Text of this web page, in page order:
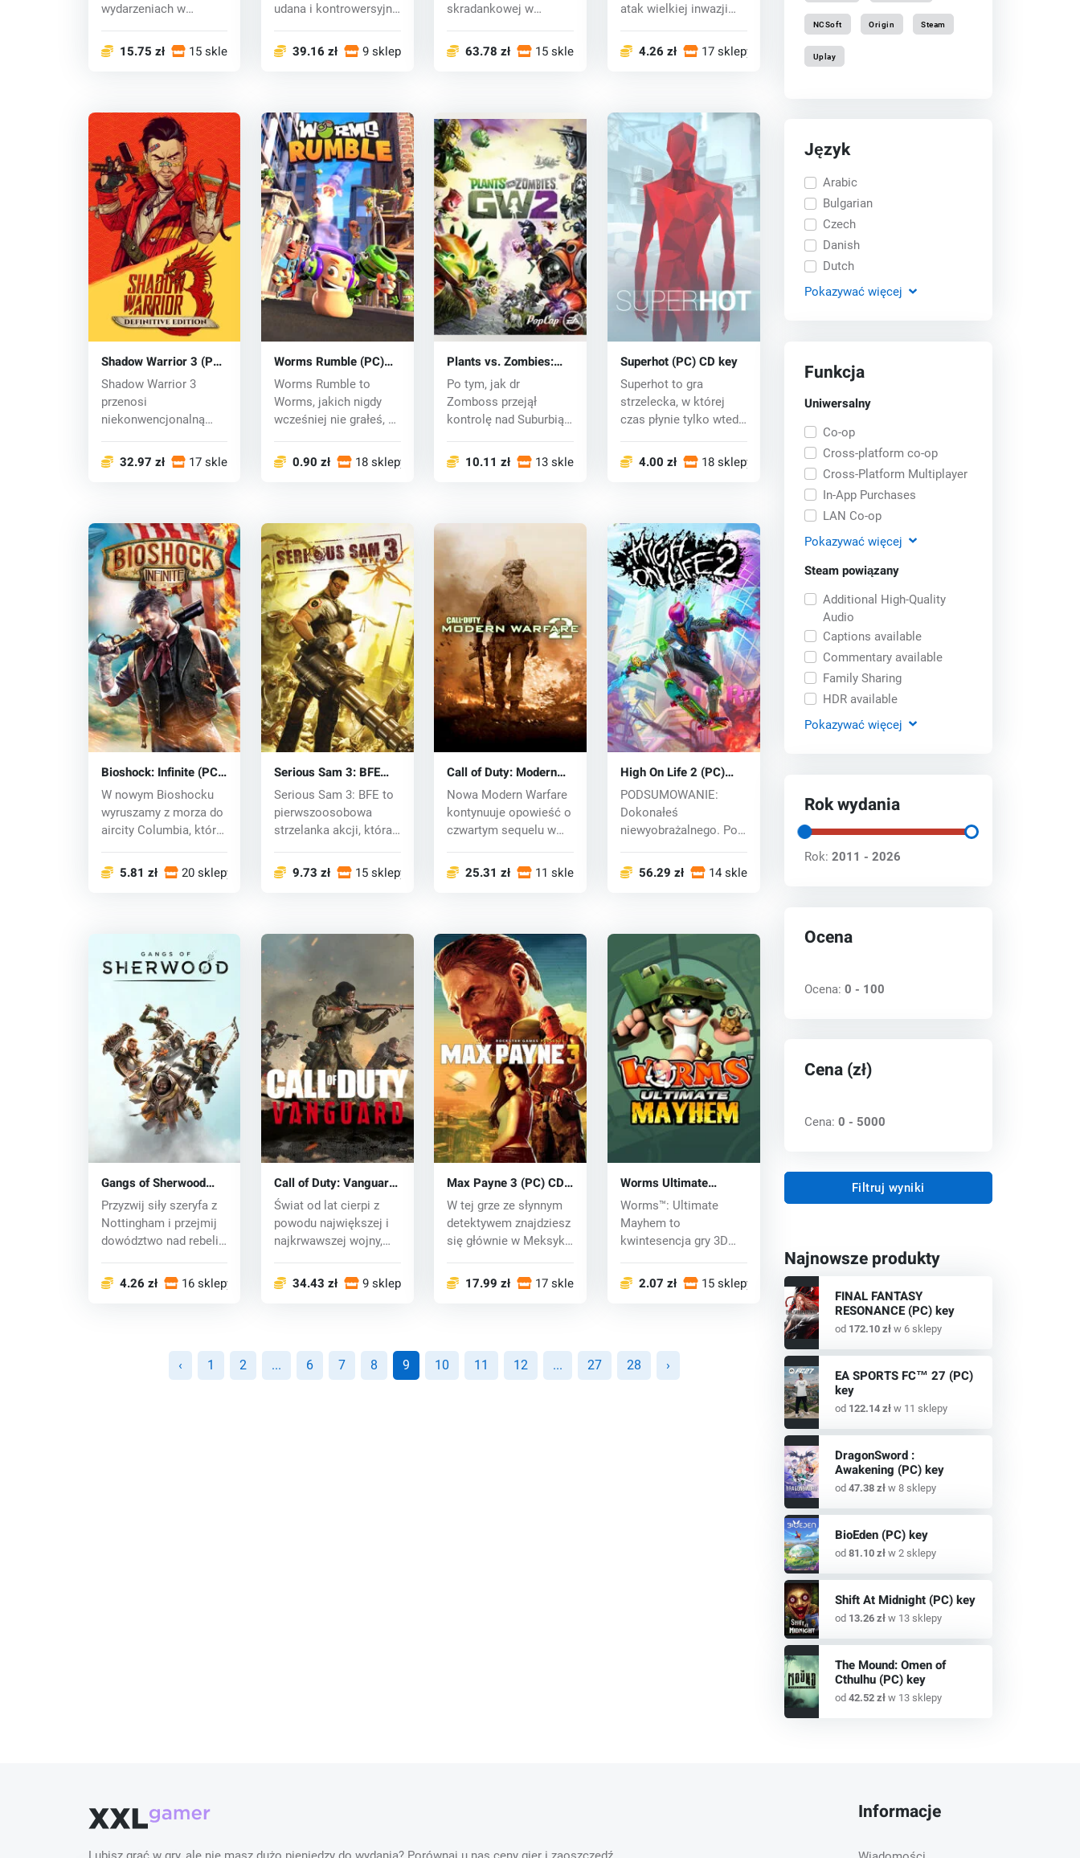
wydarzeniach w
15.75 zł 15 sklepy
udana i kontrowersyjna
39.16 zł 9 sklepy
skradankowej w
63.78 zł 15 sklepy
atak wielkiej inwazji
4.26 zł 17 sklepy
Shadow Warrior 3 (PC)
key
Shadow Warrior 3
przenosi
niekonwencjonalną
wyższy poziom...
32.97 zł 17 sklepy
Worms Rumble (PC)
key
Worms Rumble to
Worms, jakich nigdy
wcześniej nie grałeś, z
0.90 zł 18 sklepy
Plants vs. Zombies:
Garden Warfare 2 (PC)
CD key
Po tym, jak dr
Zomboss przejął
kontrolę nad Suburbią i
10.11 zł 13 sklepy
Superhot (PC) CD key
Superhot to gra
strzelecka, w której
czas płynie tylko wtedy,
4.00 zł 18 sklepy
Bioshock: Infinite (PC)
CD key
W nowym Bioshocku
wyruszamy z morza do
aircity Columbia, który
5.81 zł 20 sklepy
Serious Sam 3: BFE
(PC) CD key
Serious Sam 3: BFE to
pierwszoosobowa
strzelanka akcji, która
9.73 zł 15 sklepy
Call of Duty: Modern
Warfare 2 (PC) CD key
Nowa Modern Warfare
kontynuuje opowieść o
czwartym sequelu w
25.31 zł 11 sklepy
High On Life 2 (PC)
key
PODSUMOWANIE:
Dokonałeś
niewyobrażalnego. Po
międzygalaktycznego
k...
56.29 zł 14 sklepy
Gangs of Sherwood
(PC) key
Przyzwij siły szeryfa z
Nottingham i przejmij
dowództwo nad rebelią
4.26 zł 16 sklepy
Call of Duty: Vanguard
(PC) key
Świat od lat cierpi z
powodu największej i
najkrwawszej wojny,
34.43 zł 9 sklepy
Max Payne 3 (PC) CD
key
W tej grze ze słynnym
detektywem znajdziesz
się głównie w Meksyku
17.99 zł 17 sklepy
Worms Ultimate
Mayhem (PC) CD key
Worms™: Ultimate
Mayhem to
kwintesencja gry 3D
zanur...
2.07 zł 15 sklepy
‹ 1 2 ... 6 7 8 9 10 11 12 ... 27 28 ›
NCSoft Origin Steam
Uplay
Język
Arabic
Bulgarian
Czech
Danish
Dutch
Pokazywać więcej
Funkcja
Uniwersalny
Co-op
Cross-platform co-op
Cross-Platform Multiplayer
In-App Purchases
LAN Co-op
Pokazywać więcej
Steam powiązany
Additional High-Quality
Audio
Captions available
Commentary available
Family Sharing
HDR available
Pokazywać więcej
Rok wydania
Rok:2011 - 2026
Ocena
Ocena:0 - 100
Cena (zł)
Cena:0 - 5000
Filtruj wyniki
Najnowsze produkty
FINAL FANTASY
RESONANCE (PC) key
od 172.10 złw 6 sklepy
EA SPORTS FC™ 27 (PC)
key
od 122.14 złw 11 sklepy
DragonSword :
Awakening (PC) key
od 47.38 złw 8 sklepy
BioEden (PC) key
od 81.10 złw 2 sklepy
Shift At Midnight (PC) key
od 13.26 złw 13 sklepy
The Mound: Omen of
Cthulhu (PC) key
od 42.52 złw 13 sklepy
Informacje